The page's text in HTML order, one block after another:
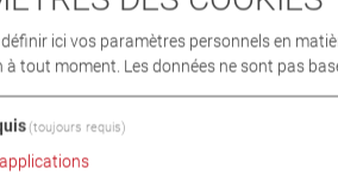
2 x 4 kW
autonome,
lýÿaccueil et le
ici vos paramètres personnels en
à tout moment. Les données ne sont pas
(toujours requis)
applications